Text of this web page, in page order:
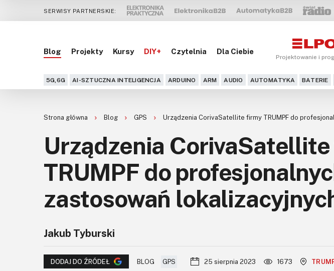
SERWISY PARTNERSKIE:
Blog Projekty Kursy DIY+ Czytelnia Dla Ciebie
Projektowanie i
5G,6G AI-SZTUCZNA INTELIGENCJA ARDUINO ARM AUDIO AUTOMATYKA BATERIE
Strona główna Blog GPS Urządzenia CorivaSatellite firmy TRUMPF do
Urządzenia
TRUMPF do
zastosowań
Jakub Tyburski
DODAJ DO ŹRÓDEŁ BLOG GPS 25 sierpnia 2023 1673